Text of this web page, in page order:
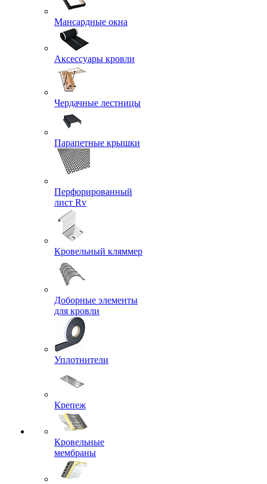
Мансардные окна
Аксессуары кровли
Чердачные лестницы
Парапетные крышки
Перфорированный
лист Rv
Кровельный кляммер
Доборные элементы
для кровли
Уплотнители
Крепеж
Кровельные
мембраны